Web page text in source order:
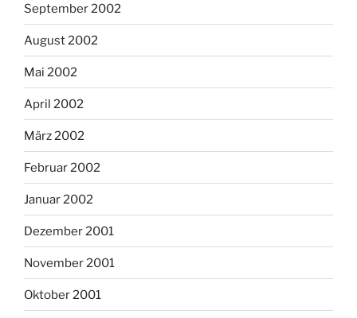
September 2002
August 2002
Mai 2002
April 2002
März 2002
Februar 2002
Januar 2002
Dezember 2001
November 2001
Oktober 2001